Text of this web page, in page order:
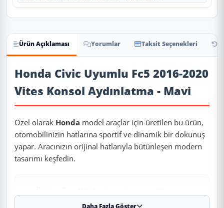
Ürün Açıklaması Yorumlar Taksit Seçenekleri
Ürün Açıklaması
Honda Civic Uyumlu Fc5 2016-2020
Vites Konsol Aydınlatma - Mavi
Özel olarak Honda model araçlar için üretilen bu ürün,
otomobilinizin hatlarına sportif ve dinamik bir dokunuş
yapar. Aracınızın orijinal hatlarıyla bütünleşen modern
tasarımı keşfedin.
✨ Ürün Özellikleri ve Avantajları
Daha Fazla Göster